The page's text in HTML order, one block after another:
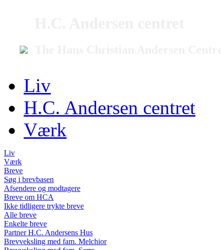
Liv
H.C. Andersen centret
Værk
Liv
Værk
Breve
Søg i brevbasen
Afsendere og modtagere
Breve om HCA
Ikke tidligere trykte breve
Alle breve
Enkelte breve
Partner H.C. Andersens Hus
Brevveksling med fam. Melchior